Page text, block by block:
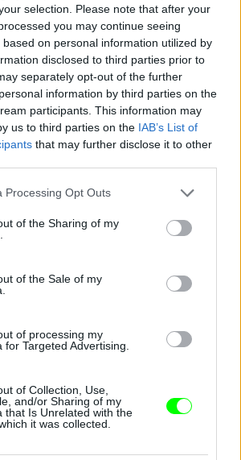
selection. Please note that after your
you may continue seeing
on personal information utilized by
disclosed to third parties prior to
separately opt-out of the further
information by third parties on the
participants. This information may
us to third parties on the IAB’s List of
that may further disclose it to other
website/app uses one or more Google
or usage behaviour. You may click to
to Google and its third-party tags to
specified purposes in below Google
Processing Opt Outs
of the Sharing of my
of the Sale of my
of processing my
for Targeted Advertising.
of Collection, Use,
and/or Sharing of my
that Is Unrelated with the
it was collected.
Kyle Pryor
/ Northfoto #10